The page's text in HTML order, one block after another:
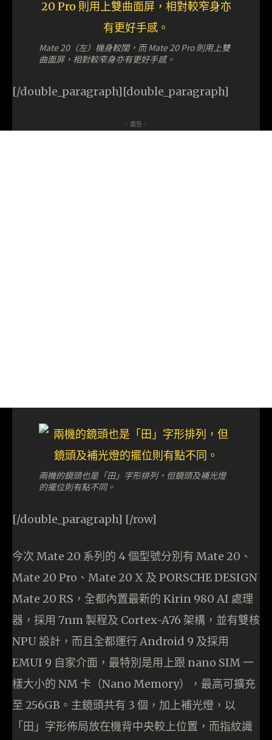
Mate 20（左）機身較闊，而 Mate 20 Pro 則用上雙
曲面屏，相對較窄身亦有更好手感。
[/double_paragraph][double_paragraph]
- 廣告 -
兩機的鏡頭也是「田」字形排列，但鏡頭及補光燈
的擺位則有點不同。
[/double_paragraph] [/row]
今次 Mate 20 系列的 4 個型號分別有 Mate 20、
Mate 20 Pro、Mate 20 X 及 PORSCHE DESIGN
Mate 20 RS，全都內置最新的 Kirin 980 AI 處理
器，採用 7nm 製程及 Cortex-A76 架構，並有雙核
NPU 設計，而且全都運行 Android 9 及採用
EMUI 9 自家介面，最特別是用上跟 nano SIM 一
樣大小的 NM 卡（Nano Memory），最高可擴充
至 256GB。主鏡頭共有 3 個，加上補光燈，以
「田」字形佈局放在機背中央較上位置，而指紋識